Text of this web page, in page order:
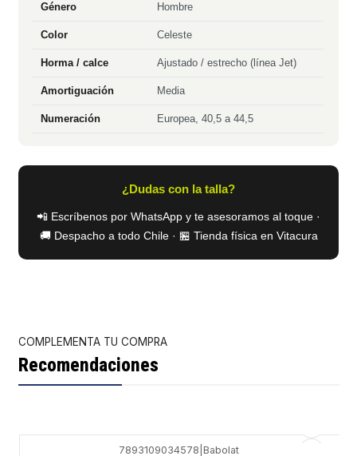
Género Hombre
Color Celeste
Horma / calce Ajustado / estrecho (línea Jet)
Amortiguación Media
Numeración Europea, 40,5 a 44,5
¿Dudas con la talla?
📲 Escríbenos por WhatsApp y te asesoramos al toque ·
🚚 Despacho a todo Chile · 🏪 Tienda física en Vitacura
COMPLEMENTA TU COMPRA
Recomendaciones
7893109034578 Babolat